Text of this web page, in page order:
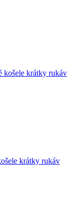
košele krátky rukáv
krátky rukáv